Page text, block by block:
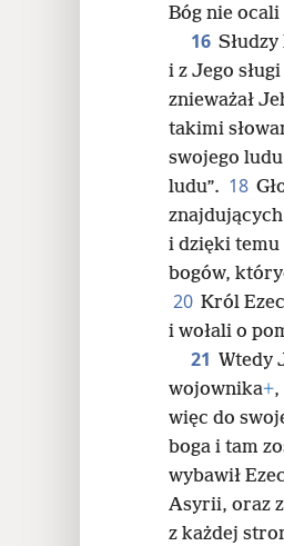
Bóg nie ocali
16
i z Jego
znieważał
takimi
swojego
ludu”. 18
i dzięki temu
bogów,
20 Król
i wołali o
21 Wtedy
wojownika+,
więc do
boga i tam
wybawił
Asyrii, oraz
z każdej